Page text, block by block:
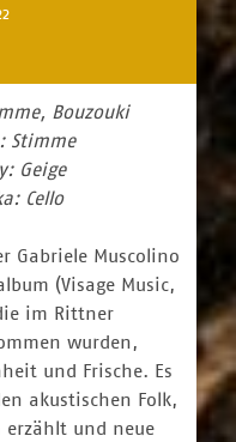
Bouzouki
Stimme
Geige
Cello
Gabriele Muscolino
(Visage Music,
im Rittner
wurden,
und Frische. Es
akustischen Folk,
erzählt und neue